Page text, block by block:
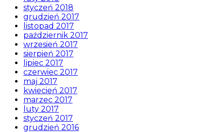
styczeń 2018
grudzień 2017
listopad 2017
październik 2017
wrzesień 2017
sierpień 2017
lipiec 2017
czerwiec 2017
maj 2017
kwiecień 2017
marzec 2017
luty 2017
styczeń 2017
grudzień 2016